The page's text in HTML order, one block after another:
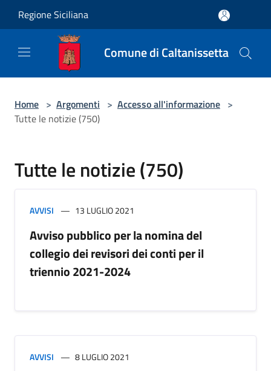
Regione Siciliana
Comune di Caltanissetta
Home > Argomenti > Accesso all'informazione >
Tutte le notizie (750)
Tutte le notizie (750)
AVVISI 13 LUGLIO 2021
Avviso pubblico per la nomina del
collegio dei revisori dei conti per il
triennio 2021-2024
AVVISI 8 LUGLIO 2021